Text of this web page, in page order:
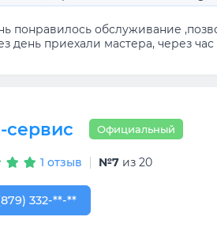
понравилось обслуживание
день приехали мастера, через час
Официальный
1 отзыв №7 из 20
332-68-80
332-**-**